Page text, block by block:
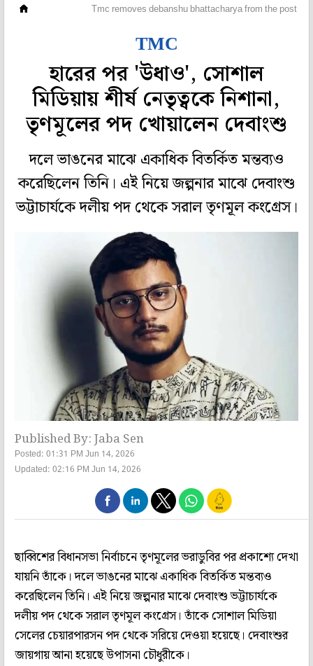
Tmc removes debanshu bhattacharya from the post of
TMC
হারের পর 'উধাও', সোশাল
মিডিয়ায় শীর্ষ নেতৃত্বকে নিশানা,
তৃণমূলের পদ খোয়ালেন দেবাংশু
দলে ভাঙনের মাঝে একাধিক বিতর্কিত মন্তব্যও
করেছিলেন তিনি। এই নিয়ে জল্পনার মাঝে দেবাংশু
ভট্টাচার্যকে দলীয় পদ থেকে সরাল তৃণমূল কংগ্রেস।
Published By: Jaba Sen
Posted: 01:31 PM Jun 14, 2026
Updated: 02:16 PM Jun 14, 2026
ছাব্বিশের বিধানসভা নির্বাচনে তৃণমূলের ভরাডুবির পর প্রকাশ্যে দেখা
যায়নি তাঁকে। দলে ভাঙনের মাঝে একাধিক বিতর্কিত মন্তব্যও
করেছিলেন তিনি। এই নিয়ে জল্পনার মাঝে দেবাংশু ভট্টাচার্যকে
দলীয় পদ থেকে সরাল তৃণমূল কংগ্রেস। তাঁকে সোশাল মিডিয়া
সেলের চেয়ারপারসন পদ থেকে সরিয়ে দেওয়া হয়েছে। দেবাংশুর
জায়গায় আনা হয়েছে উপাসনা চৌধুরীকে।